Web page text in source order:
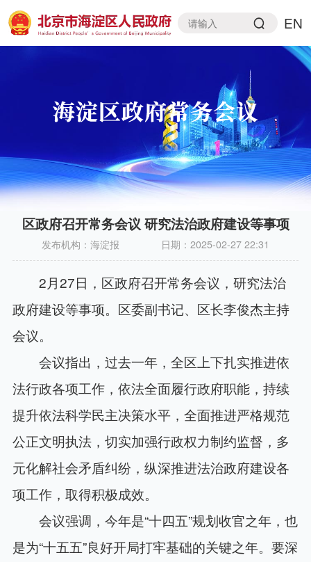
EN
区政府召开常务会议 研究法治政府建设等事项
发布机构：海淀报 日期： 2025-02-27 22:31
2月27日，区政府召开常务会议，研究法治
政府建设等事项。区委副书记、区长李俊杰主持
会议。
会议指出，过去一年，全区上下扎实推进依
法行政各项工作，依法全面履行政府职能，持续
提升依法科学民主决策水平，全面推进严格规范
公正文明执法，切实加强行政权力制约监督，多
元化解社会矛盾纠纷，纵深推进法治政府建设各
项工作，取得积极成效。
会议强调，今年是“十四五”规划收官之年，也
是为“十五五”良好开局打牢基础的关键之年。要深